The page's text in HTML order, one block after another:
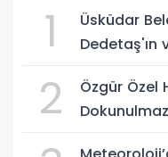
1
Üsküdar
Dedetaş'ın
2
Özgür Özel